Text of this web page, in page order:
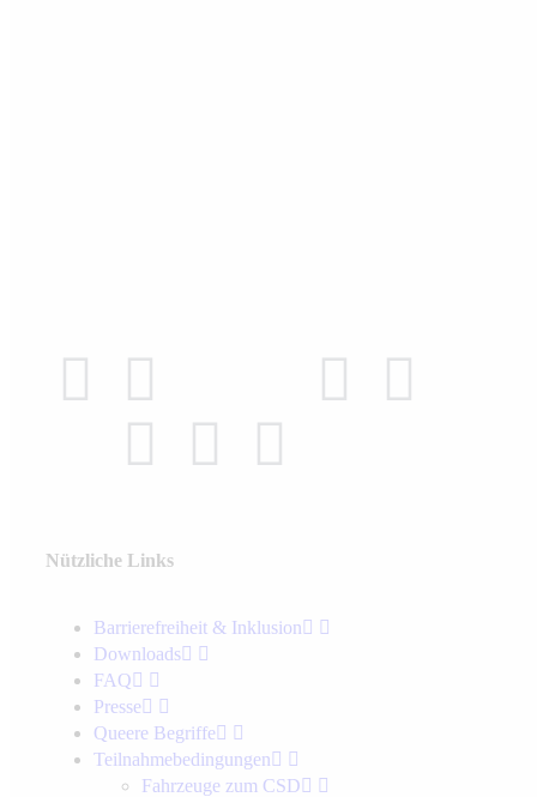
Nützliche Links
Barrierefreiheit & Inklusion
Downloads
FAQ
Presse
Queere Begriffe
Teilnahmebedingungen
Fahrzeuge zum CSD